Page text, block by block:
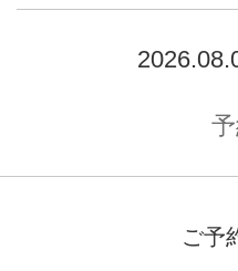
ご予